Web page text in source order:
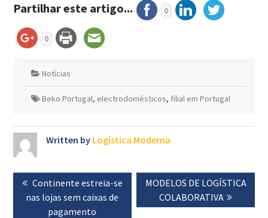
Partilhar este artigo... 0
0
Notícias
Beko Portugal, electrodomésticos, filial em Portugal
Written by Logística Moderna
Navegação
de
artigos
Previous
post:
Continente estreia-se
nas lojas sem caixas de
pagamento
Next
post:
MODELOS DE LOGÍSTICA
COLABORATIVA